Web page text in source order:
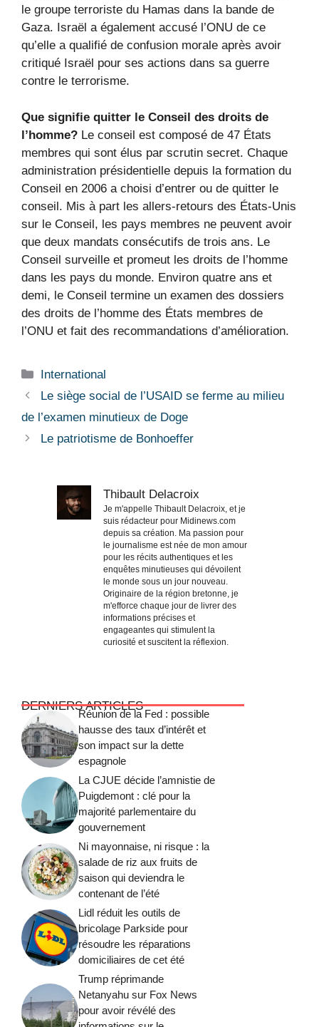
le groupe terroriste du Hamas dans la bande de
Gaza. Israël a également accusé l’ONU de ce
qu’elle a qualifié de confusion morale après avoir
critiqué Israël pour ses actions dans sa guerre
contre le terrorisme.
Que signifie quitter le Conseil des droits de
l’homme? Le conseil est composé de 47 États
membres qui sont élus par scrutin secret. Chaque
administration présidentielle depuis la formation du
Conseil en 2006 a choisi d’entrer ou de quitter le
conseil. Mis à part les allers-retours des États-Unis
sur le Conseil, les pays membres ne peuvent avoir
que deux mandats consécutifs de trois ans. Le
Conseil surveille et promeut les droits de l’homme
dans les pays du monde. Environ quatre ans et
demi, le Conseil termine un examen des dossiers
des droits de l’homme des États membres de
l’ONU et fait des recommandations d’amélioration.
Catégories
International
Le siège social de l’USAID se ferme au milieu
de l’examen minutieux de Doge
Le patriotisme de Bonhoeffer
Thibault Delacroix
Je m'appelle Thibault Delacroix, et je
suis rédacteur pour Midinews.com
depuis sa création. Ma passion pour
le journalisme est née de mon amour
pour les récits authentiques et les
enquêtes minutieuses qui dévoilent
le monde sous un jour nouveau.
Originaire de la région bretonne, je
m'efforce chaque jour de livrer des
informations précises et
engageantes qui stimulent la
curiosité et suscitent la réflexion.
DERNIERS ARTICLES
Réunion de la Fed : possible
hausse des taux d’intérêt et
son impact sur la dette
espagnole
La CJUE décide l’amnistie de
Puigdemont : clé pour la
majorité parlementaire du
gouvernement
Ni mayonnaise, ni risque : la
salade de riz aux fruits de
saison qui deviendra le
contenant de l’été
Lidl réduit les outils de
bricolage Parkside pour
résoudre les réparations
domiciliaires de cet été
Trump réprimande
Netanyahu sur Fox News
pour avoir révélé des